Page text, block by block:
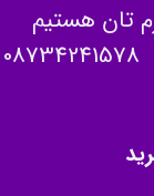
تان هستیم
08734241578